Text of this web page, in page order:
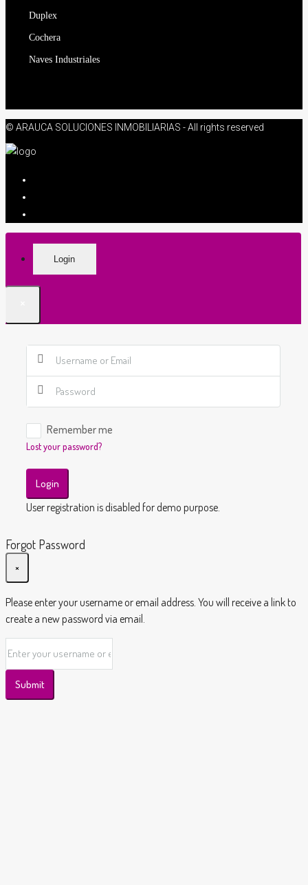
Duplex
Cochera
Naves Industriales
© ARAUCA SOLUCIONES INMOBILIARIAS - All rights reserved
Login
Remember me
Lost your password?
Login
User registration is disabled for demo purpose.
Forgot Password
×
Please enter your username or email address. You will receive a link to
create a new password via email.
Submit